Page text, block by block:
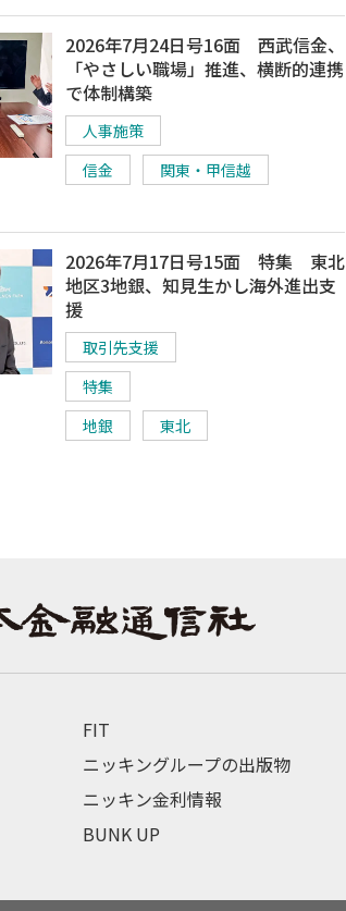
2026年7月24日号16面 西武信金、
「やさしい職場」推進、横断的連携
で体制構築
人事施策
信金
関東・甲信越
2026年7月17日号15面 特集 東北
地区3地銀、知見生かし海外進出支
援
取引先支援
特集
地銀
東北
FIT
ニッキングループの出版物
ニッキン金利情報
BUNK UP